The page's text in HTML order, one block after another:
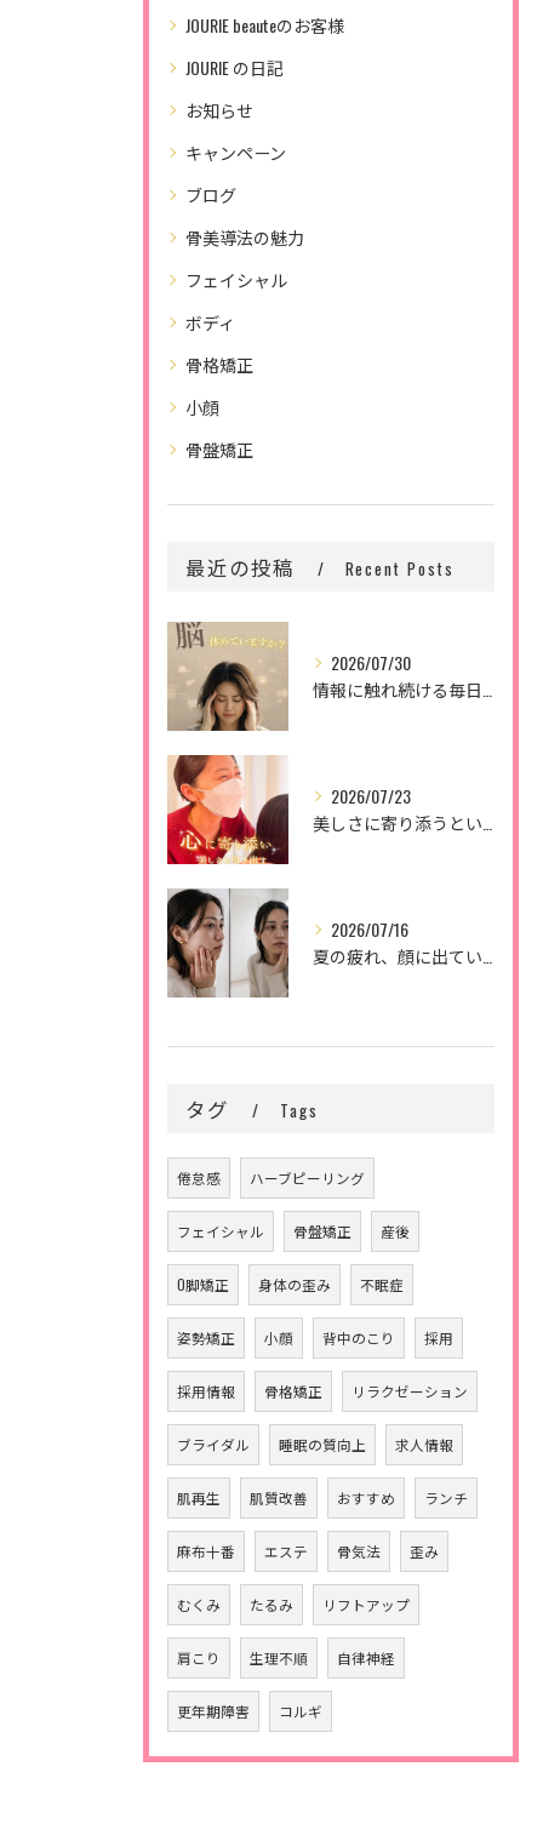
JOURIE beauteのお客様
JOURIE の日記
お知らせ
キャンペーン
ブログ
骨美導法の魅力
フェイシャル
ボディ
骨格矯正
小顔
骨盤矯正
最近の投稿 Recent Posts
2026/07/30
2026/07/23
2026/07/16
タグ Tags
倦怠感 ハーブピーリング
フェイシャル 骨盤矯正 産後
O脚矯正 身体の歪み 不眠症
姿勢矯正 小顔 背中のこり 採用
採用情報 骨格矯正 リラクゼーション
ブライダル 睡眠の質向上 求人情報
肌再生 肌質改善 おすすめ ランチ
麻布十番 エステ 骨気法 歪み
むくみ たるみ リフトアップ
肩こり 生理不順 自律神経
更年期障害 コルギ